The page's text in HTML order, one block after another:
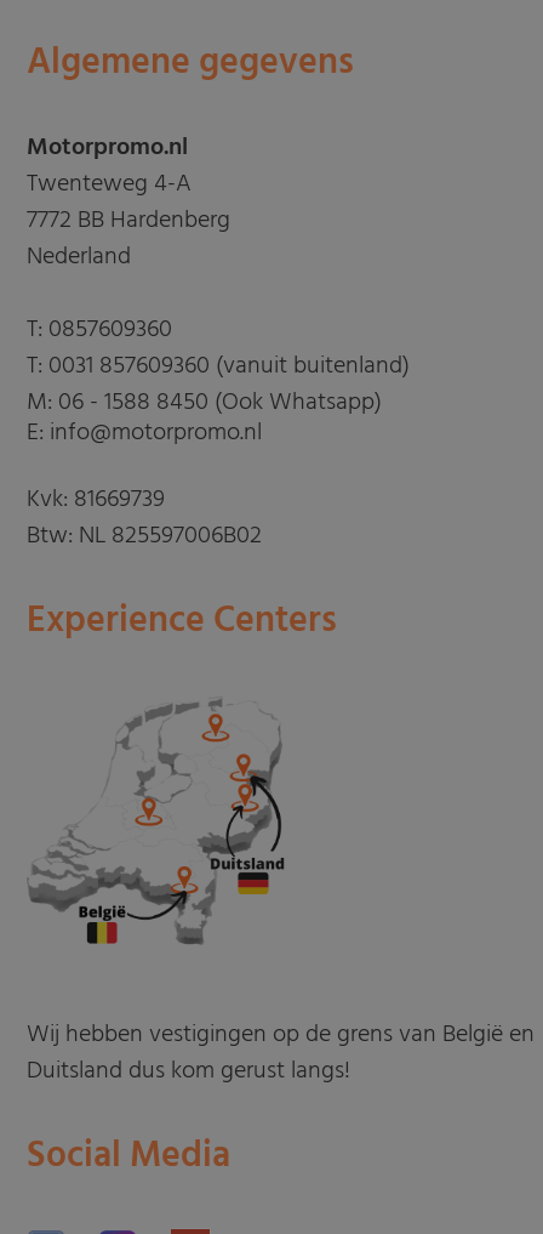
Algemene gegevens
Motorpromo.nl
Twenteweg 4-A
7772 BB Hardenberg
Nederland
T: 0857609360
T: 0031 857609360 (vanuit buitenland)
M: 06 - 1588 8450 (Ook Whatsapp)
E: info@motorpromo.nl
Kvk: 81669739
Btw: NL 825597006B02
Experience Centers
Wij hebben vestigingen op de grens van België en
Duitsland dus kom gerust langs!
Social Media